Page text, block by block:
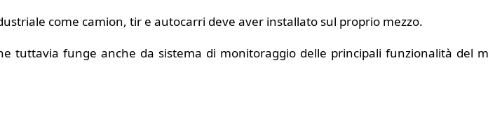
come camion, tir e autocarri deve aver installato sul proprio mezzo.
tuttavia funge anche da sistema di monitoraggio delle principali funzionalità del